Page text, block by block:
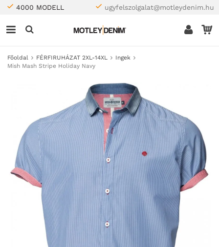
4000 MODELL ugyfelszolgalat@motleydenim.hu
Főoldal FÉRFIRUHÁZAT 2XL-14XL
Ingek
Mish Mash Stripe Holiday Navy